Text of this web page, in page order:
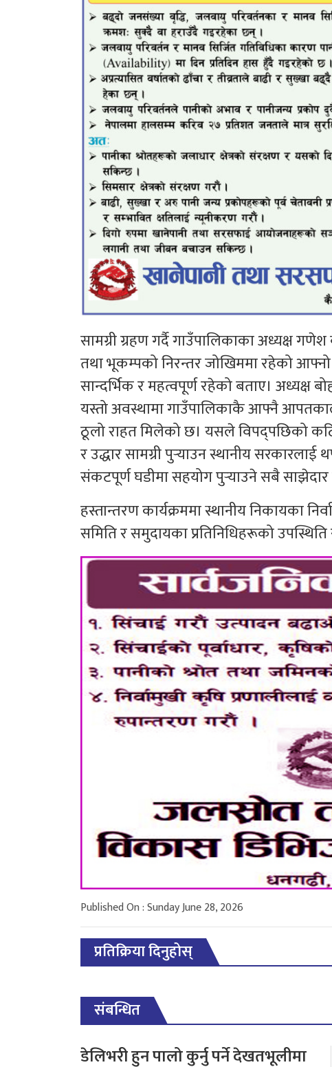
सामग्री ग्रहण गर्दै गाउँपालिकाका अध्यक्ष
तथा भूकम्पको निरन्तर जोखिममा रहेको
सान्दर्भिक र महत्वपूर्ण रहेको बताए।
यस्तो अवस्थामा गाउँपालिकाकै आफ्नै
ठूलो राहत मिलेको छ। यसले विपद्पछिको
र उद्धार सामग्री पुर्‍याउन स्थानीय
संकटपूर्ण घडीमा सहयोग पुर्‍याउने सबै
हस्तान्तरण कार्यक्रममा स्थानीय निकायका
समिति र समुदायका प्रतिनिधिहरूको उपस्थिति
Published On : Sunday June 28, 2026
प्रतिक्रिया दिनुहोस्
संबन्धित
डेलिभरी हुन पालो कुर्नु पर्ने देखतभूलीमा